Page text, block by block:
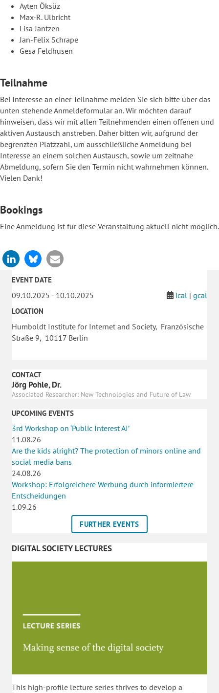
Ayten Öksüz
Max-R. Ulbricht
Lisa Jantzen
Jan-Felix Schrape
Gesa Feldhusen
Teilnahme
Bei Interesse an einer Teilnahme melden Sie sich bitte über das
unten stehende Anmeldeformular an. Wir möchten darauf
hinweisen, dass wir mit allen Teilnehmenden einen offenen und
aktiven Austausch anstreben. Daher bitten wir, aufgrund der
begrenzten Platzzahl, um ausschließliche Anmeldung bei
Interesse an einem solchen Austausch, sowie um zeitnahe
Abmeldung, sofern Sie den Termin nicht wahrnehmen können.
Vielen Dank!
Bookings
Eine Anmeldung ist für diese Veranstaltung aktuell nicht möglich.
EVENT DATE
09.10.2025 - 10.10.2025 ical | gcal
LOCATION
Humboldt Institute for Internet and Society, Französische
Straße 9, 10117 Berlin
CONTACT
Jörg Pohle, Dr.
Associated Researcher: New Technologies and Future of Law
UPCOMING EVENTS
3rd Workshop on ‘Public Interest AI’
11.08.26
Are the kids alright? The protection of minors online and
social media bans
24.08.26
Workshop: Erfolgreichere Werbung durch informiertere
Entscheidungen
1.09.26
FURTHER EVENTS
DIGITAL SOCIETY LECTURES
This high-profile lecture series thrives to develop a